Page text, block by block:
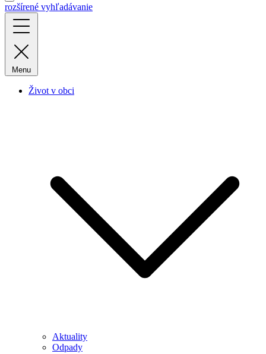
rozšírené vyhľadávanie
Menu
Život v obci
Aktuality
Odpady